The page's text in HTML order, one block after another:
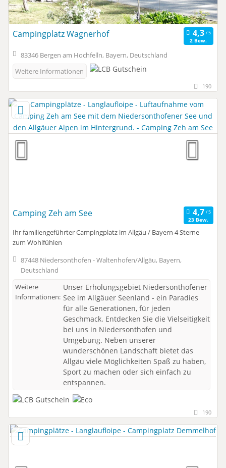
Campingplatz Wagnerhof
2 Bew.
83346 Bergen am Hochfelln, Bayern, Deutschland
Weitere Informationen
190
Camping Zeh am See
23 Bew.
Ihr familiengeführter Campingplatz im Allgäu / Bayern 4 Sterne
zum Wohlfühlen
87448 Niedersonthofen - Waltenhofen/Allgäu, Bayern,
Deutschland
Weitere
Informationen:
Unser Erholungsgebiet Niedersonthofener
See im Allgäuer Seenland - ein Paradies
für alle Generationen, für jeden
Geschmack. Entdecken Sie die Vielseitigkeit
bei uns in Niedersonthofen und
Umgebung. Neben unserer
wunderschönen Landschaft bietet das
Allgäu viele Möglichkeiten Spaß zu haben,
Sport zu machen oder sich einfach zu
entspannen.
190